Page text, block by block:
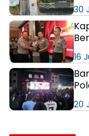
30
16
20